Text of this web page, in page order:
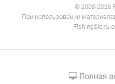
Полная
© 2000-2026
При использовании
FishingSib.ru